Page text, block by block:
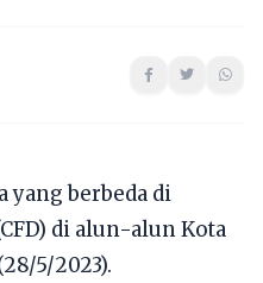
yang berbeda di
di alun-alun Kota
5/2023).